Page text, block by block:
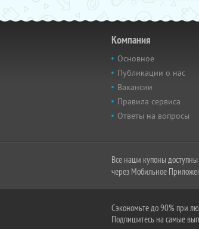
Компания
Основное
Публикации о нас
Вакансии
Правила сервиса
Ответы на вопросы
Все наши купоны доступны
через Мобильное
Сэкономьте до 90% при
Подпишитесь на самые